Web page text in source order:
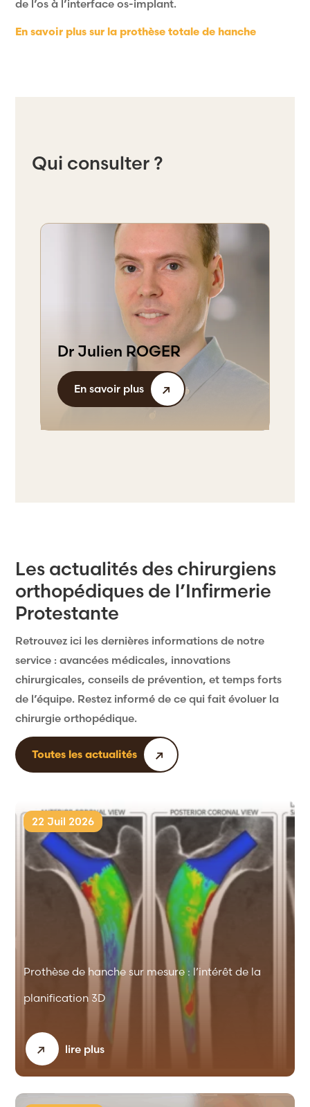
de l’os à l’interface os-implant.
En savoir plus sur la prothèse totale de hanche
Qui consulter ?
Dr Julien ROGER
En savoir plus
Les actualités des chirurgiens
orthopédiques de l’Infirmerie
Protestante
Retrouvez ici les dernières informations de notre
service : avancées médicales, innovations
chirurgicales, conseils de prévention, et temps forts
de l’équipe. Restez informé de ce qui fait évoluer la
chirurgie orthopédique.
Toutes les actualités
Prothèse de hanche sur mesure : l’intérêt de la
planification 3D
22 Juil 2026
lire plus